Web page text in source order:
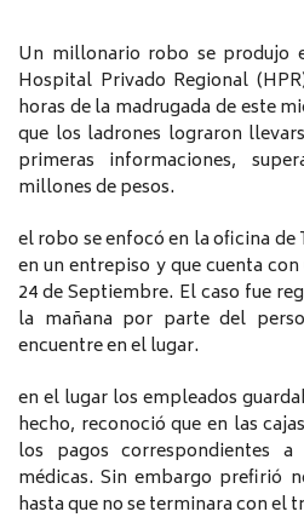
Un millonario robo se produjo
Hospital Privado Regional
horas de la madrugada de este
que los ladrones lograron
primeras informaciones,
millones de pesos.
el robo se enfocó en la oficina de
en un entrepiso y que cuenta
24 de Septiembre. El caso fue
la mañana por parte del
encuentre en el lugar.
en el lugar los empleados
hecho, reconoció que en las
los pagos correspondientes
médicas. Sin embargo prefirió
hasta que no se terminara con el